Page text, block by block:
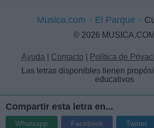
Musica.com El Parque
© 2026 MUSICA.COM
Ayuda Contacto
Política de
Las letras disponibles tienen
educativos
Compartir esta letra en...
Whatsapp Facebook Twitter